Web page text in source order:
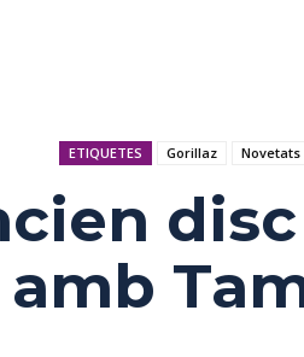
ETIQUETES Gorillaz Novetats